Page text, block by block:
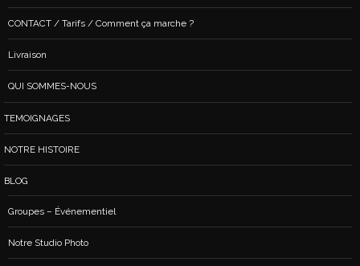
CONTACT / Tarifs / Comment ça marche ?
Livraison
QUI SOMMES-NOUS
TEMOIGNAGES
NOTRE HISTOIRE
BLOG
Groupes – Événementiel
Notre Studio Photo